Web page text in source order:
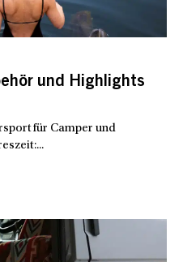
und Highlights
für Camper und